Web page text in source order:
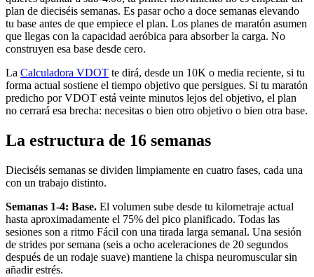
plan de dieciséis semanas. Es pasar ocho a doce semanas elevando
tu base antes de que empiece el plan. Los planes de maratón asumen
que llegas con la capacidad aeróbica para absorber la carga. No
construyen esa base desde cero.
La Calculadora VDOT te dirá, desde un 10K o media reciente, si tu
forma actual sostiene el tiempo objetivo que persigues. Si tu maratón
predicho por VDOT está veinte minutos lejos del objetivo, el plan
no cerrará esa brecha: necesitas o bien otro objetivo o bien otra base.
La estructura de 16 semanas
Dieciséis semanas se dividen limpiamente en cuatro fases, cada una
con un trabajo distinto.
Semanas 1-4: Base. El volumen sube desde tu kilometraje actual
hasta aproximadamente el 75% del pico planificado. Todas las
sesiones son a ritmo Fácil con una tirada larga semanal. Una sesión
de strides por semana (seis a ocho aceleraciones de 20 segundos
después de un rodaje suave) mantiene la chispa neuromuscular sin
añadir estrés.